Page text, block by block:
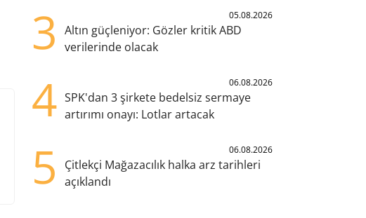
3 05.08.2026
Altın güçleniyor: Gözler kritik ABD
verilerinde olacak
4 06.08.2026
SPK'dan 3 şirkete bedelsiz sermaye
artırımı onayı: Lotlar artacak
5 06.08.2026
Çitlekçi Mağazacılık halka arz tarihleri
açıklandı